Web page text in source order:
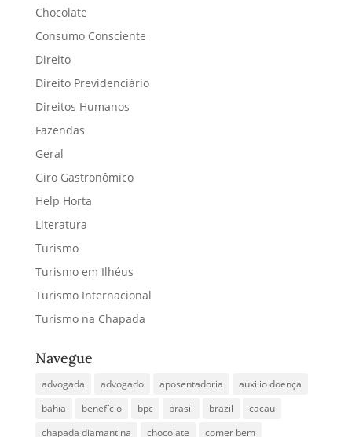
Chocolate
Consumo Consciente
Direito
Direito Previdenciário
Direitos Humanos
Fazendas
Geral
Giro Gastronômico
Help Horta
Literatura
Turismo
Turismo em Ilhéus
Turismo Internacional
Turismo na Chapada
Navegue
advogada advogado aposentadoria
auxilio doença
bahia
benefício bpc brasil brazil
cacau
chapada diamantina
chocolate comer bem